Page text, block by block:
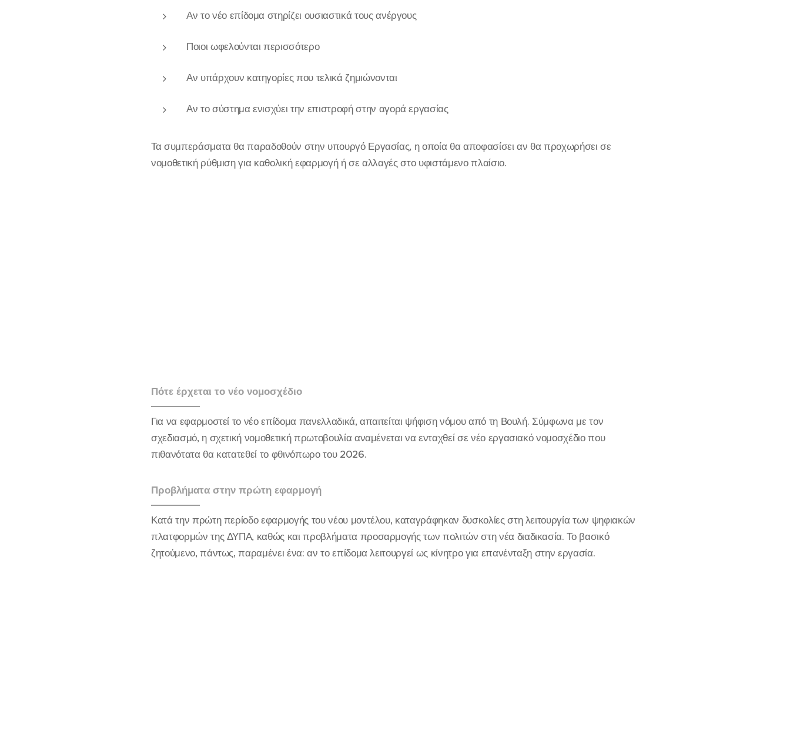
Αν το νέο επίδομα στηρίζει ουσιαστικά τους ανέργους
Ποιοι ωφελούνται περισσότερο
Αν υπάρχουν κατηγορίες που τελικά ζημιώνονται
Αν το σύστημα ενισχύει την επιστροφή στην αγορά εργασίας
Τα συμπεράσματα θα παραδοθούν στην υπουργό Εργασίας, η οποία θα αποφασίσει αν θα προχωρήσει σε
νομοθετική ρύθμιση για καθολική εφαρμογή ή σε αλλαγές στο υφιστάμενο πλαίσιο.
Πότε έρχεται το νέο νομοσχέδιο
Για να εφαρμοστεί το νέο επίδομα πανελλαδικά, απαιτείται ψήφιση νόμου από τη Βουλή. Σύμφωνα με τον
σχεδιασμό, η σχετική νομοθετική πρωτοβουλία αναμένεται να ενταχθεί σε νέο εργασιακό νομοσχέδιο που
πιθανότατα θα κατατεθεί το φθινόπωρο του 2026.
Προβλήματα στην πρώτη εφαρμογή
Κατά την πρώτη περίοδο εφαρμογής του νέου μοντέλου, καταγράφηκαν δυσκολίες στη λειτουργία των ψηφιακών
πλατφορμών της ΔΥΠΑ, καθώς και προβλήματα προσαρμογής των πολιτών στη νέα διαδικασία. Το βασικό
ζητούμενο, πάντως, παραμένει ένα: αν το επίδομα λειτουργεί ως κίνητρο για επανένταξη στην εργασία.